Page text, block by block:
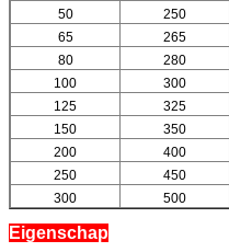
50
250
65
265
80
280
100
300
125
325
150
350
200
400
250
450
300
500
Eigenschap